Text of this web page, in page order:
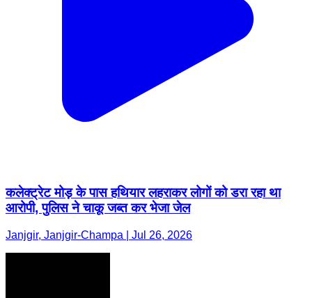
कलेक्ट्रेट मोड़ के पास हथियार लहराकर लोगों को डरा रहा था
आरोपी, पुलिस ने चाकू जब्त कर भेजा जेल
Janjgir, Janjgir-Champa | Jul 26, 2026